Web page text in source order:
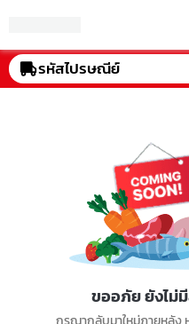
รหัสไปรษณีย์
ขออภัย ยังไม่